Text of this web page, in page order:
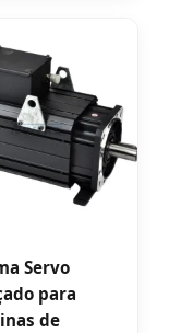
Servo
para
de